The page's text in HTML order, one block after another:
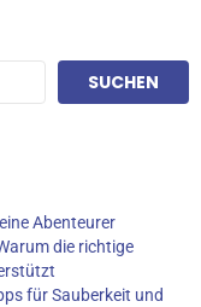
SUCHEN
Abenteurer
die richtige
für Sauberkeit und